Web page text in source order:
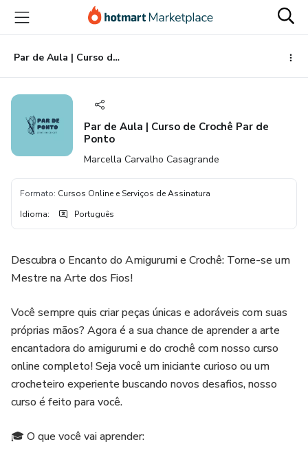
para
conteúdo
principal
para
pagamento
para
rodapé
Par de Aula | Curso de Crochê Par de Ponto
Par de Aula | Curso de Crochê Par de
Ponto
Marcella Carvalho Casagrande
Formato: Cursos Online e Serviços de Assinatura
Idioma: Português
Descubra o Encanto do Amigurumi e Crochê: Torne-se um
Mestre na Arte dos Fios!
Você sempre quis criar peças únicas e adoráveis com suas
próprias mãos? Agora é a sua chance de aprender a arte
encantadora do amigurumi e do crochê com nosso curso
online completo! Seja você um iniciante curioso ou um
crocheteiro experiente buscando novos desafios, nosso
curso é feito para você.
🎓 O que você vai aprender: